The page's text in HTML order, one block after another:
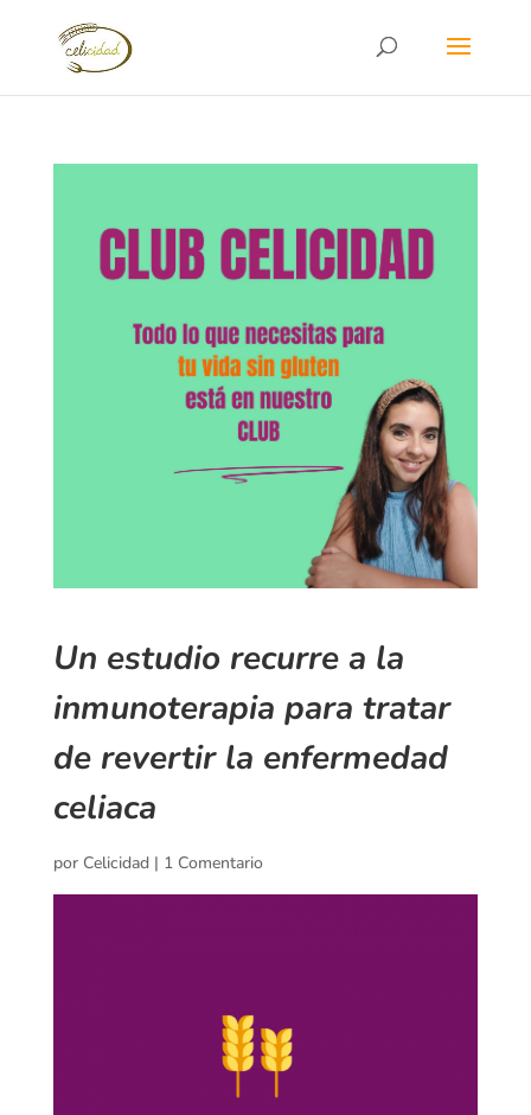
Un estudio recurre a la
inmunoterapia para tratar
de revertir la enfermedad
celiaca
por Celicidad| 1 Comentario